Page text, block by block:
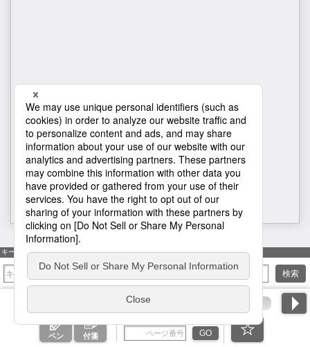
H1
キーワード検索
検索
ペン 付箋 GO